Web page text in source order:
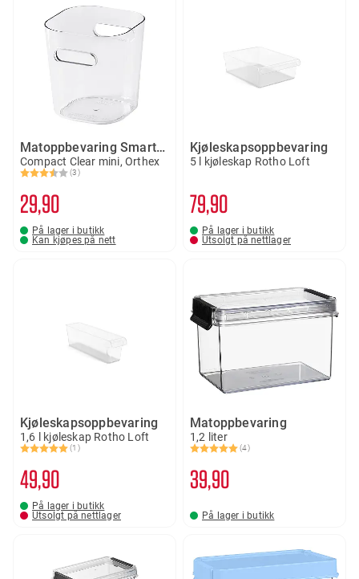
Matoppbevaring SmartStore 0,6 liter
Compact Clear mini, Orthex
Karakter:
(3)
3.7 av 5 mulige
29 90
På lager i butikk
Kan kjøpes på nett
Kjøleskapsoppbevaring
5 l kjøleskap Rotho Loft
79 90
På lager i butikk
Utsolgt på nettlager
Kjøleskapsoppbevaring
1,6 l kjøleskap Rotho Loft
Karakter:
(1)
5.0 av 5 mulige
49 90
På lager i butikk
Utsolgt på nettlager
Matoppbevaring
1,2 liter
Karakter:
(4)
5.0 av 5 mulige
39 90
På lager i butikk